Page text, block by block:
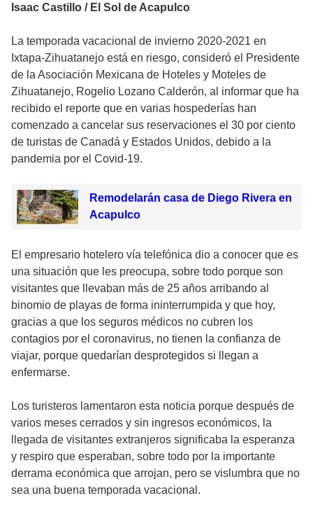
Isaac Castillo / El Sol de Acapulco
La temporada vacacional de invierno 2020-2021 en
Ixtapa-Zihuatanejo está en riesgo, consideró el Presidente
de la Asociación Mexicana de Hoteles y Moteles de
Zihuatanejo, Rogelio Lozano Calderón, al informar que ha
recibido el reporte que en varias hospederías han
comenzado a cancelar sus reservaciones el 30 por ciento
de turistas de Canadá y Estados Unidos, debido a la
pandemia por el Covid-19.
Remodelarán casa de Diego Rivera en
Acapulco
El empresario hotelero vía telefónica dio a conocer que es
una situación que les preocupa, sobre todo porque son
visitantes que llevaban más de 25 años arribando al
binomio de playas de forma ininterrumpida y que hoy,
gracias a que los seguros médicos no cubren los
contagios por el coronavirus, no tienen la confianza de
viajar, porque quedarían desprotegidos si llegan a
enfermarse.
Los turisteros lamentaron esta noticia porque después de
varios meses cerrados y sin ingresos económicos, la
llegada de visitantes extranjeros significaba la esperanza
y respiro que esperaban, sobre todo por la importante
derrama económica que arrojan, pero se vislumbra que no
sea una buena temporada vacacional.